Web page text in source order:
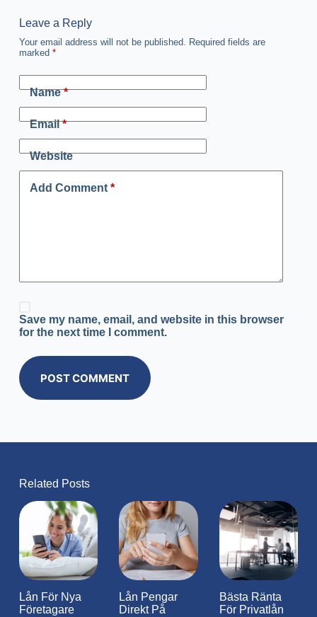
Leave a Reply
Your email address will not be published. Required fields are
marked *
Name*
Email*
Website
Add Comment*
Save my name, email, and website in this browser
for the next time I comment.
POST COMMENT
Related Posts
Lån För Nya
Företagare
Lån Pengar
Direkt På
Bästa Ränta
För Privatlån